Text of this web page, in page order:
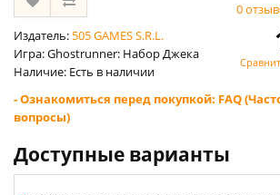
0
Издатель: 505 GAMES S.R.L.
Игра: Ghostrunner: Набор Джека
Наличие: Есть в наличии
- Ознакомиться перед покупкой: FAQ
вопросы)
Доступные варианты